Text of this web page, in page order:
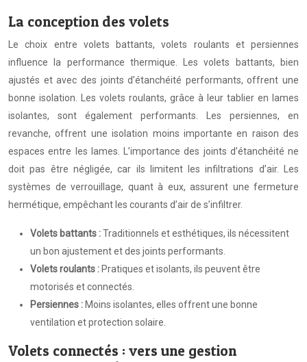
La conception des volets
Le choix entre volets battants, volets roulants et persiennes
influence la performance thermique. Les volets battants, bien
ajustés et avec des joints d’étanchéité performants, offrent une
bonne isolation. Les volets roulants, grâce à leur tablier en lames
isolantes, sont également performants. Les persiennes, en
revanche, offrent une isolation moins importante en raison des
espaces entre les lames. L’importance des joints d’étanchéité ne
doit pas être négligée, car ils limitent les infiltrations d’air. Les
systèmes de verrouillage, quant à eux, assurent une fermeture
hermétique, empêchant les courants d’air de s’infiltrer.
Volets battants :Traditionnels et esthétiques, ils nécessitent
un bon ajustement et des joints performants.
Volets roulants : Pratiques et isolants, ils peuvent être
motorisés et connectés.
Persiennes : Moins isolantes, elles offrent une bonne
ventilation et protection solaire.
Volets connectés : vers une gestion